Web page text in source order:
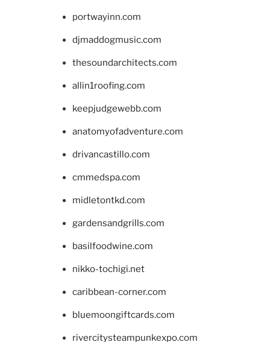
portwayinn.com
djmaddogmusic.com
thesoundarchitects.com
allin1roofing.com
keepjudgewebb.com
anatomyofadventure.com
drivancastillo.com
cmmedspa.com
midletontkd.com
gardensandgrills.com
basilfoodwine.com
nikko-tochigi.net
caribbean-corner.com
bluemoongiftcards.com
rivercitysteampunkexpo.com